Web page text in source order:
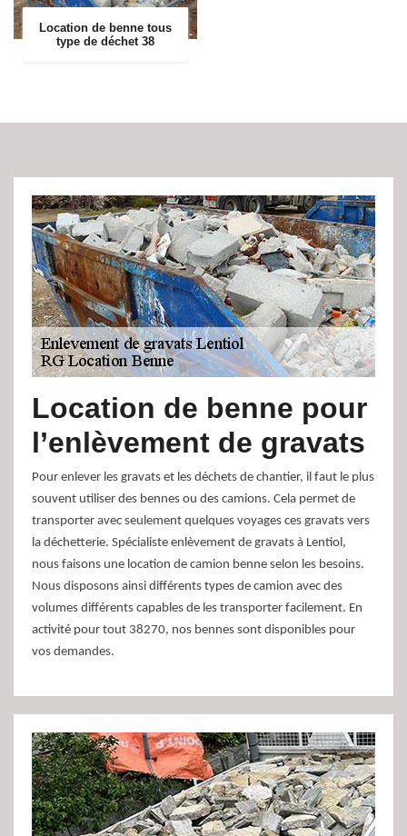
Location de benne tous
type de déchet 38
Location de benne pour
l’enlèvement de gravats
Pour enlever les gravats et les déchets de chantier, il faut le plus
souvent utiliser des bennes ou des camions. Cela permet de
transporter avec seulement quelques voyages ces gravats vers
la déchetterie. Spécialiste enlèvement de gravats à Lentiol,
nous faisons une location de camion benne selon les besoins.
Nous disposons ainsi différents types de camion avec des
volumes différents capables de les transporter facilement. En
activité pour tout 38270, nos bennes sont disponibles pour
vos demandes.